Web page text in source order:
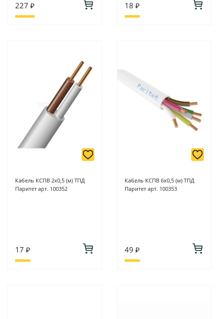
227 ₽ 18 ₽
Кабель КСПВ 2х0,5 (м) ТПД
Паритет арт. 100352
17 ₽
Кабель КСПВ 6х0,5 (м) ТПД
Паритет арт. 100353
49 ₽